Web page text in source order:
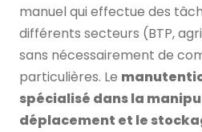
manuel qui effectue des
différents secteurs (BTP,
sans nécessairement de
particulières. Le
spécialisé dans la
déplacement et le